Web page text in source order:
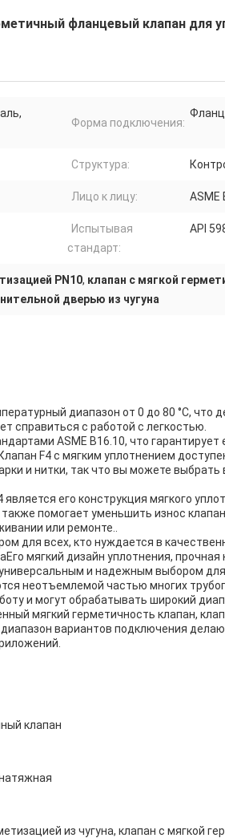
фланцевый клапан для
Форма подключения:
Фланц
Структура:
Лицо к лицу: ASME
Испытывая
стандарт:
API
PN10, клапан с мягкой
дверью из чугуна
диапазон от 0 до 80 °C, что
справиться с работой с легкостью.
ASME B16.10, что
F4 с мягким уплотнением
и нитки, так что вы можете выбрать
его конструкция мягкого
помогает уменьшить износ
или ремонте..
для всех, кто нуждается в
мягкий дизайн уплотнения, прочная
и надежным выбором
неотъемлемой частью многих
и могут обрабатывать широкий
мягкий герметичность клапан,
вариантов подключения
клапан
из чугуна, клапан с мягкой